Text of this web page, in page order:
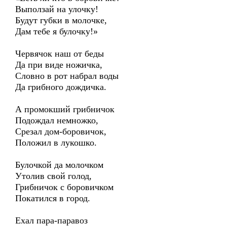
Выползай на улочку!
Будут губки в молочке,
Дам тебе я булочку!»
Червячок наш от беды
Да при виде ножичка,
Словно в рот набрал воды
Да грибного дождичка.
А промокший грибничок
Подождал немножко,
Срезал дом-боровичок,
Положил в лукошко.
Булочкой да молочком
Утолив свой голод,
Грибничок с боровичком
Покатился в город.
Ехал пара-паравоз